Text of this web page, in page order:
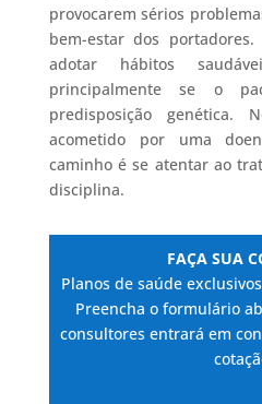
provocarem sérios
bem-estar dos
adotar hábitos
principalmente se o
predisposição genética.
acometido por uma
caminho é se atentar ao
disciplina.
FAÇA SUA
Planos de saúde
Preencha o formulário
consultores entrará em